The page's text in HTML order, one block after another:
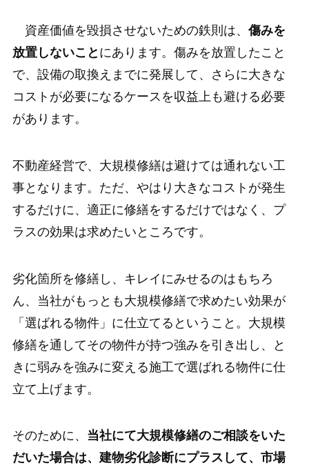
資産価値を毀損させないための鉄則は、傷みを
放置しないこと にあります。傷みを放置したこと
で、設備の取換えまでに発展して、さらに大きな
コストが必要になるケースを収益上も避ける必要
があります。
不動産経営で、大規模修繕は避けては通れない工
事となります。ただ、やはり大きなコストが発生
するだけに、適正に修繕をするだけではなく、プ
ラスの効果は求めたいところです。
劣化箇所を修繕し、キレイにみせるのはもちろ
ん、当社がもっとも大規模修繕で求めたい効果が
「選ばれる物件」に仕立てるということ。大規模
修繕を通してその物件が持つ強みを引き出し、と
きに弱みを強みに変える施工で選ばれる物件に仕
立て上げます。
そのために、 当社にて大規模修繕のご相談をいた
だいた場合は、建物劣化診断にプラスして、市場